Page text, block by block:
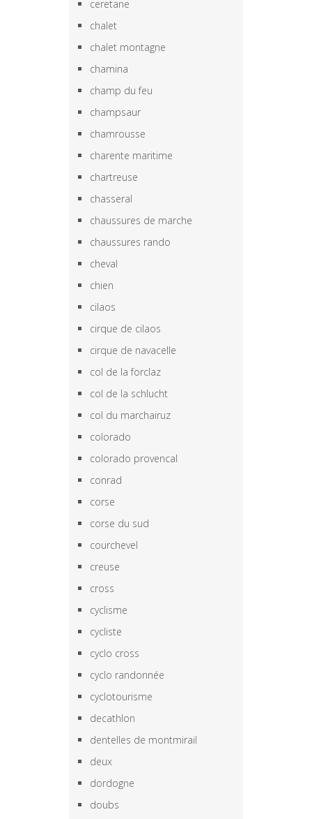
ceretane
chalet
chalet montagne
chamina
champ du feu
champsaur
chamrousse
charente maritime
chartreuse
chasseral
chaussures de marche
chaussures rando
cheval
chien
cilaos
cirque de cilaos
cirque de navacelle
col de la forclaz
col de la schlucht
col du marchairuz
colorado
colorado provencal
conrad
corse
corse du sud
courchevel
creuse
cross
cyclisme
cycliste
cyclo cross
cyclo randonnée
cyclotourisme
decathlon
dentelles de montmirail
deux
dordogne
doubs